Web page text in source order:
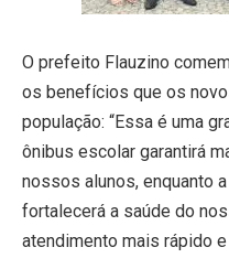
O prefeito Flauzino
os benefícios que os
população: “Essa é uma
ônibus escolar garantirá
nossos alunos, enquanto
fortalecerá a saúde do
atendimento mais rápido